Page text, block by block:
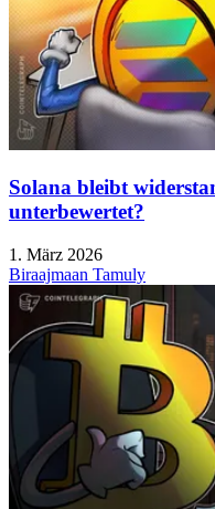
Solana bleibt
unterbewertet?
1. März 2026
Biraajmaan Tamuly